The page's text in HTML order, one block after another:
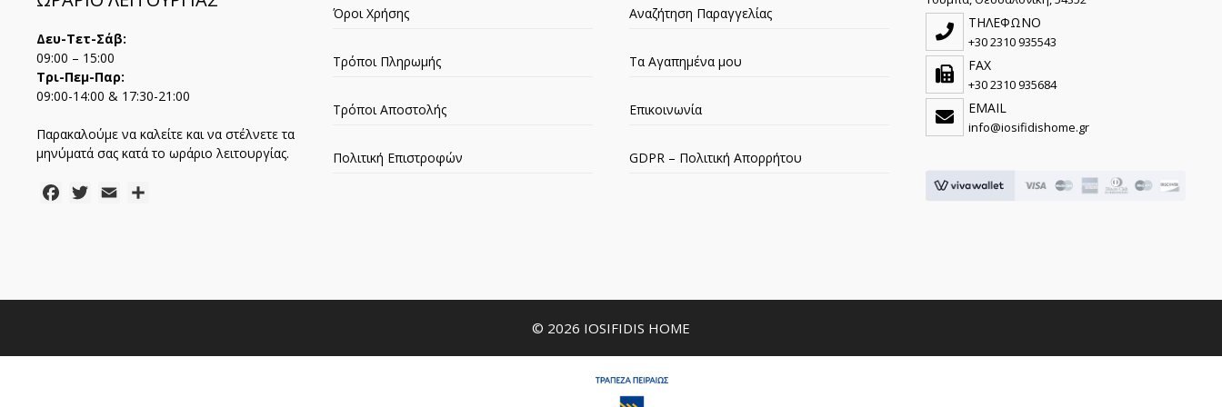
Δευ-Τετ-Σάβ:
09:00 – 15:00
Τρι-Πεμ-Παρ:
09:00-14:00 & 17:30-21:00
Παρακαλούμε να καλείτε και να στέλνετε τα
μηνύματά σας κατά το ωράριο λειτουργίας.
FacebookTwitter
Email
Όροι Χρήσης
Τρόποι Πληρωμής
Τρόποι Αποστολής
Πολιτική Επιστροφών
Αναζήτηση Παραγγελίας
Τα Αγαπημένα μου
Επικοινωνία
GDPR – Πολιτική Απορρήτου
ΤΗΛΕΦΩΝΟ
+30 2310 935543
FAX
+30 2310 935684
EMAIL
info@iosifidishome.gr
© 2026 IOSIFIDIS HOME